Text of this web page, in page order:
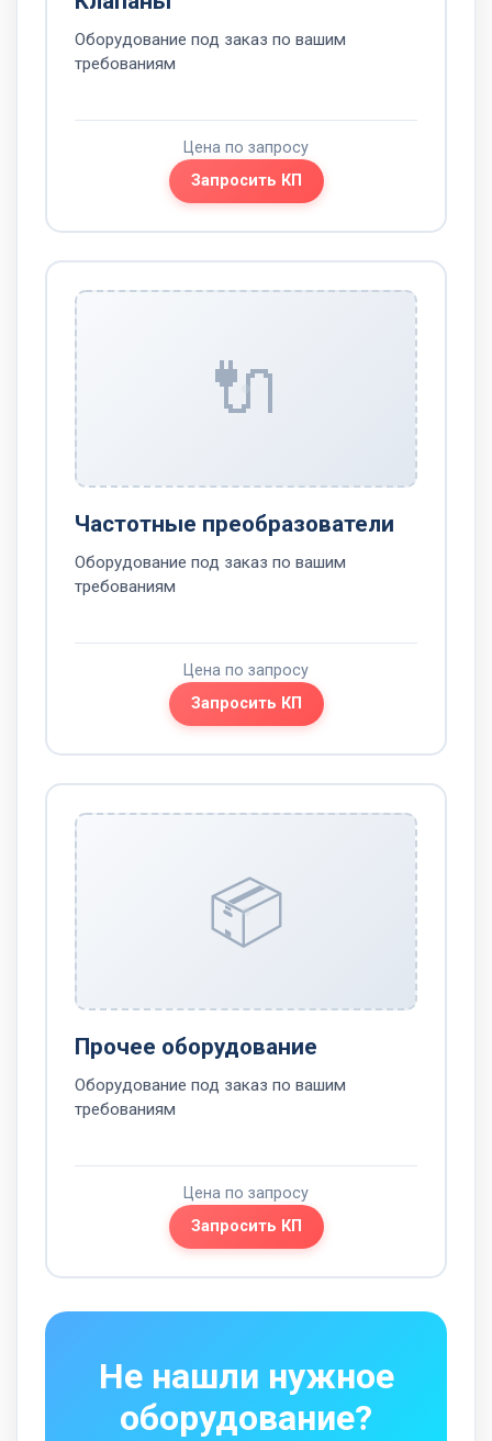
Оборудование под заказ по вашим
требованиям
Цена по запросу
Запросить КП
🔌
Частотные преобразователи
Оборудование под заказ по вашим
требованиям
Цена по запросу
Запросить КП
📦
Прочее оборудование
Оборудование под заказ по вашим
требованиям
Цена по запросу
Запросить КП
Не нашли нужное
оборудование?